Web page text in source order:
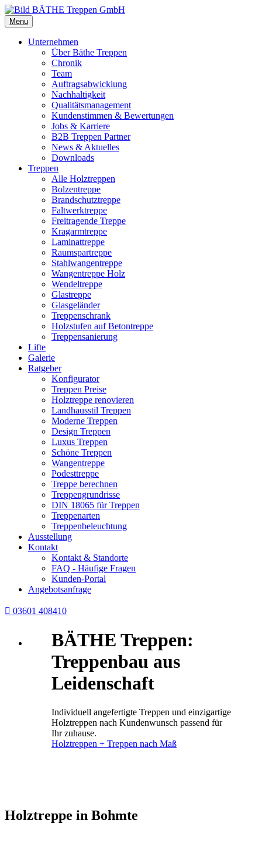
Menu
Unternehmen
Über Bäthe Treppen
Chronik
Team
Auftragsabwicklung
Nachhaltigkeit
Qualitätsmanagement
Kundenstimmen & Bewertungen
Jobs & Karriere
B2B Treppen Partner
News & Aktuelles
Downloads
Treppen
Alle Holztreppen
Bolzentreppe
Brandschutztreppe
Faltwerktreppe
Freitragende Treppe
Kragarmtreppe
Laminattreppe
Raumspartreppe
Stahlwangentreppe
Wangentreppe Holz
Wendeltreppe
Glastreppe
Glasgeländer
Treppenschrank
Holzstufen auf Betontreppe
Treppensanierung
Lifte
Galerie
Ratgeber
Konfigurator
Treppen Preise
Holztreppe renovieren
Landhausstil Treppen
Moderne Treppen
Design Treppen
Luxus Treppen
Schöne Treppen
Wangentreppe
Podesttreppe
Treppe berechnen
Treppengrundrisse
DIN 18065 für Treppen
Treppenarten
Treppenbeleuchtung
Ausstellung
Kontakt
Kontakt & Standorte
FAQ - Häufige Fragen
Kunden-Portal
Angebotsanfrage
 03601 408410
BÄTHE Treppen:
Treppenbau aus
Leidenschaft
Individuell angefertigte Treppen und einzigartige
Holztreppen nach Kundenwunsch passend für
Ihr zuhause.
Holztreppen + Treppen nach Maß
Holztreppe in Bohmte